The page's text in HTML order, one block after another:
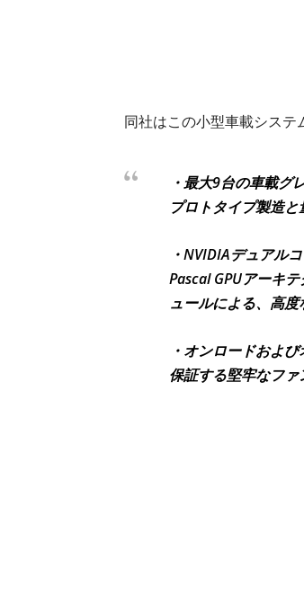
同社はこの小型車載システ
・最大9台の車載
プロトタイプ製造
・NVIDIAデュアル
Pascal GPUアーキ
ュールによる、高
・オンロードおよ
保証する堅牢なフ